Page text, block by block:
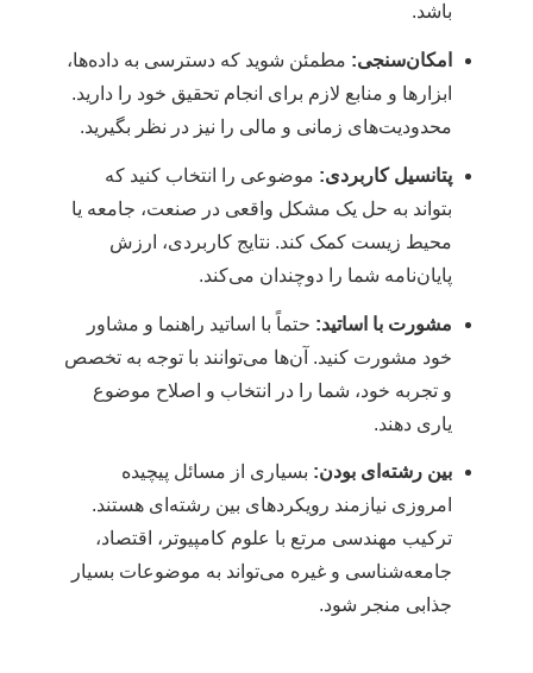
باشد.
امکان‌سنجی: مطمئن شوید که دسترسی به داده‌ها،
ابزارها و منابع لازم برای انجام تحقیق خود را دارید.
محدودیت‌های زمانی و مالی را نیز در نظر بگیرید.
پتانسیل کاربردی: موضوعی را انتخاب کنید که
بتواند به حل یک مشکل واقعی در صنعت، جامعه یا
محیط زیست کمک کند. نتایج کاربردی، ارزش
پایان‌نامه شما را دوچندان می‌کند.
مشورت با اساتید: حتماً با اساتید راهنما و مشاور
خود مشورت کنید. آن‌ها می‌توانند با توجه به تخصص
و تجربه خود، شما را در انتخاب و اصلاح موضوع
یاری دهند.
بین رشته‌ای بودن: بسیاری از مسائل پیچیده
امروزی نیازمند رویکردهای بین رشته‌ای هستند.
ترکیب مهندسی مرتع با علوم کامپیوتر، اقتصاد،
جامعه‌شناسی و غیره می‌تواند به موضوعات بسیار
جذابی منجر شود.